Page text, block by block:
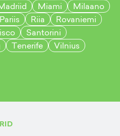
Miami
Milaano
Pariis Riia
Rovaniemi
Santorini
Tenerife
Vilnius